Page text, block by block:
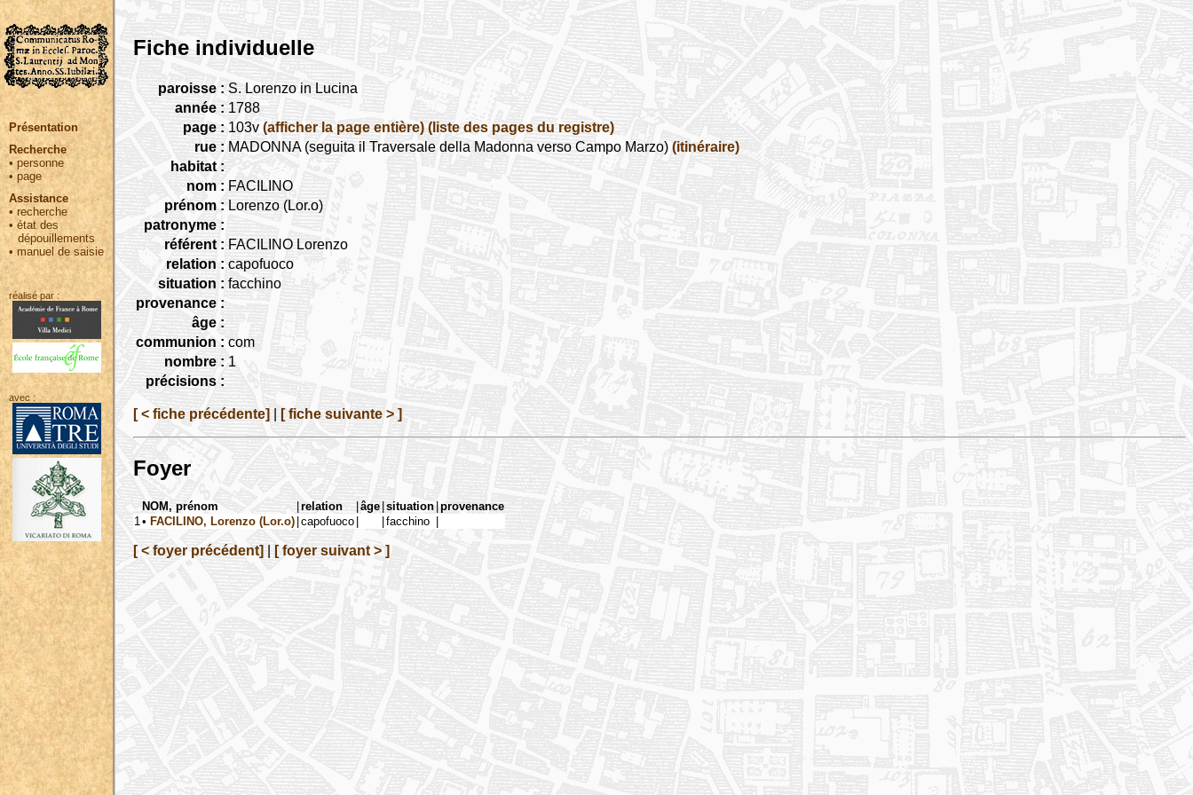
Présentation
Recherche
• personne
•page
Assistance
• recherche
•état des
dépouillements
•manuel de saisie
réalisé par :
avec :
Fiche individuelle
paroisse : S. Lorenzo in Lucina
année : 1788
page : 103v (afficher la page entière) (liste des pages du registre)
rue : MADONNA (seguita il Traversale della Madonna verso Campo Marzo) (itinéraire)
habitat :
nom : FACILINO
prénom : Lorenzo (Lor.o)
patronyme :
référent : FACILINO Lorenzo
relation : capofuoco
situation : facchino
provenance :
âge :
communion : com
nombre : 1
précisions :
[ < fiche précédente] [ fiche suivante > ]
Foyer
NOM, prénom | relation |âge |situation |provenance
1 • FACILINO, Lorenzo (Lor.o) |capofuoco | |facchino |
[ < foyer précédent] [ foyer suivant > ]